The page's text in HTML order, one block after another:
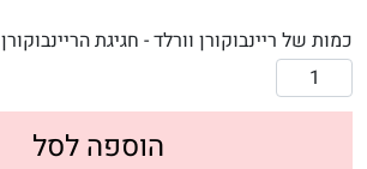
כמות של ריינבוקורן וורלד - חגיגת הריינבוקורן
הוספה לסל